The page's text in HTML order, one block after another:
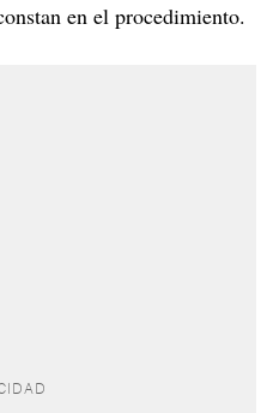
en el procedimiento.